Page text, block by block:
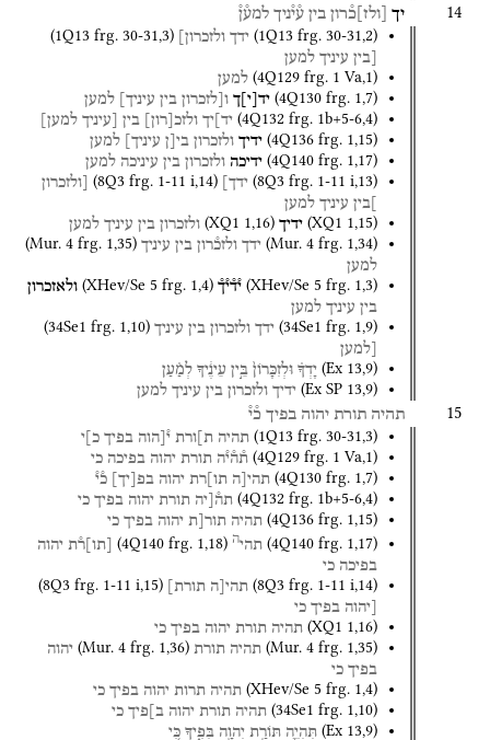
14 יך ולז כ֯רון בין ע֯י֯ניך למע֯ן֯
(1Q13 frg. 30-31,2) ידך ולזכרון] (1Q13 frg. 30-31,3)
[בין עיניך למען
(4Q129 frg. 1 Va,1) למען
(4Q130 frg. 1,7) יד י ך ו[לזכרון בין עיניך] למען
(4Q132 frg. 1b+5-6,4) יד]יך ולזכ רון בין [עיניך למען]
(4Q136 frg. 1,15) ידיך ולזכרון בי[ן עיניך] למען
(4Q140 frg. 1,17) ידיכה ולזכרון בין עיניכה למען
(8Q3 frg. 1-11 i,13) ידך] (8Q3 frg. 1-11 i,14)
[ולזכרון
]בין עיניך למען
(XQ1 1,15) ידיך (XQ1 1,16) ולזכרון בין עיניך למען
(Mur. 4 frg. 1,34) ידך ולזכ֯רון בין עיניך (Mur. 4 frg. 1,35)
למען
(XHev/Se 5 frg. 1,3) י֯ד֯י֯ך֯ (XHev/Se 5 frg. 1,4)
ולאזכרון
בין עיניך למען
(34Se1 frg. 1,9) ידך ולזכרון בין עיניך (34Se1 frg. 1,10)
[למען
(Ex 13,9) יָדְךָ֗ וּלְזִכָּרוֹן֙ בֵּ֣ין עֵינֶ֔יךָ לְמַ֗עַן
(Ex SP 13,9) ידיך ולזכרון בין עיניך למען
15 תהיה תורת יהוה בפיך כ֯י֯
(1Q13 frg. 30-31,3) תהיה ת]ורת י֯[הוה בפיך כ]י
(4Q129 frg. 1 Va,1) ת֯ה֯י֯ה תורת יהוה בפיכה כי
(4Q130 frg. 1,7) תהי[ה תו]רת יהוה בפ יך כ֯י֯
(4Q132 frg. 1b+5-6,4) תה֯[יה תורת יהוה בפיך כי
(4Q136 frg. 1,15) תהיה תור[ת יהוה בפיך כי
(4Q140 frg. 1,17) תהיה (4Q140 frg. 1,18) תו ר֯ת יהוה
בפיכה כי
(8Q3 frg. 1-11 i,14) תהי[ה תורת] (8Q3 frg. 1-11 i,15)
[יהוה בפיך כי
(XQ1 1,16) תהיה תורת יהוה בפיך כי
(Mur. 4 frg. 1,35) תהיה תורת (Mur. 4 frg. 1,36)
יהוה
בפיך כי
(XHev/Se 5 frg. 1,4) תהיה תרות יהוה בפיך כי
(34Se1 frg. 1,10) תהיה תורת יהוה ב]פיך כי
(Ex 13,9) תִּהְיֶ֛ה תּוֹרַ֥ת יְהוָ֖ה בְּפִ֑יךָ כִּ֚י